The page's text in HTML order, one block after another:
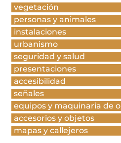
vegetación
personas y animales
instalaciones
urbanismo
seguridad y salud
presentaciones
accesibilidad
señales
equipos y maquinaria de
accesorios y objetos
mapas y callejeros